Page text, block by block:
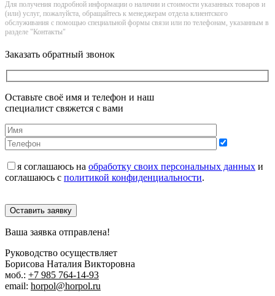
Для получения подробной информации о наличии и стоимости указанных товаров и
(или) услуг, пожалуйста, обращайтесь к менеджерам отдела клиентского
обслуживания с помощью специальной формы связи или по телефонам, указанным в
разделе "Контакты"
Заказать обратный звонок
Оставьте своё имя и телефон и наш
специалист свяжется с вами
я соглашаюсь на обработку своих персональных данных и
соглашаюсь с политикой конфиденциальности.
Оставить заявку
Ваша заявка отправлена!
Руководство осуществляет
Борисова Наталия Викторовна
моб.: +7 985 764-14-93
email: horpol@horpol.ru